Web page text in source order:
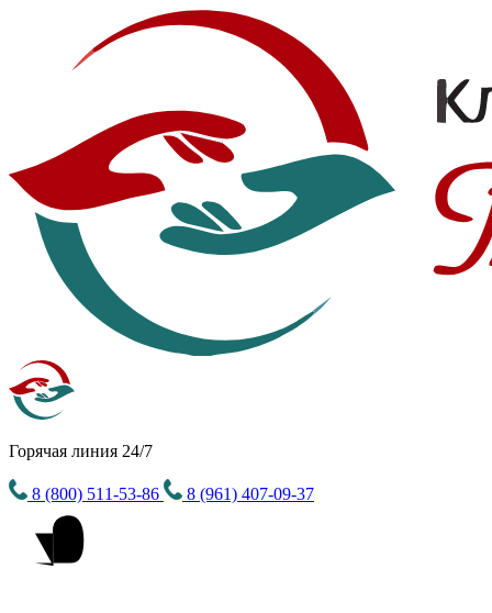
Горячая линия 24/7
8 (800) 511-53-86 8 (961) 407-09-37